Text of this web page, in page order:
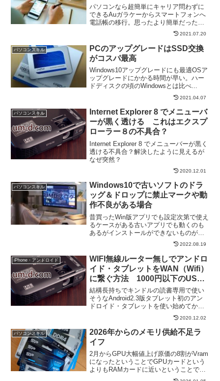
パソコンなら超簡単にキャリア問わずに
できるAuガラケーからスマートフォンへ
電話帳の移行。思ったより簡単だった。
2021.07.20
パソコンスキル
PCのアップグレードはSSD交換
がコスパ最高
Windows10アップグレードにも最適OSア
ップグレードにかかる時間が早い。ハー
ドディスクの頃のWindowsとは比べ...
2021.04.07
パソコンスキル
Internet Explorer 8 でメニューバ
ーが黒く透ける これはエクスプ
ローラー８の不具合？
Internet Explorer 8 でメニューバーが黒く
透ける不具合？解決したように見えるが
なぜ突然？
2020.12.01
パソコンスキル
Windows10で古いソフトのドラ
ッグ＆ドロップに禁止マークや動
作不良がある場合
昔買ったWin版アプリでも設定次第で使え
るケースがある古いアプリでも動くのも
あるがインストールができないものがあ
2022.08.19
iPhone・アンドロイド
WIFI無線ルーター無しでアンドロ
イド・タブレットをWAN（Wifi）
に繋ぐ方法 1000円以下のUSB
無線LANアダプタとソフトウエア
ルーターでPCを通してインター
ネット接続
結構長持ちでキンドルの読書専用で使い
そうなAndroid2.3版タブレット初のアン
ドロイド・タブレットを使い始めてか
2020.12.02
パソコンスキル
2026年からのメモリ供給不足ラ
イフ
2月からGPU大幅値上げ原価の8割がVram
になったということでGPUカードという
よりもRAMカードに近いということで